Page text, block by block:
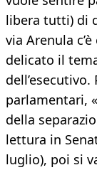
libera tutti) di
via Arenula
delicato il
parlamentari,
della
lettura in
luglio), poi si